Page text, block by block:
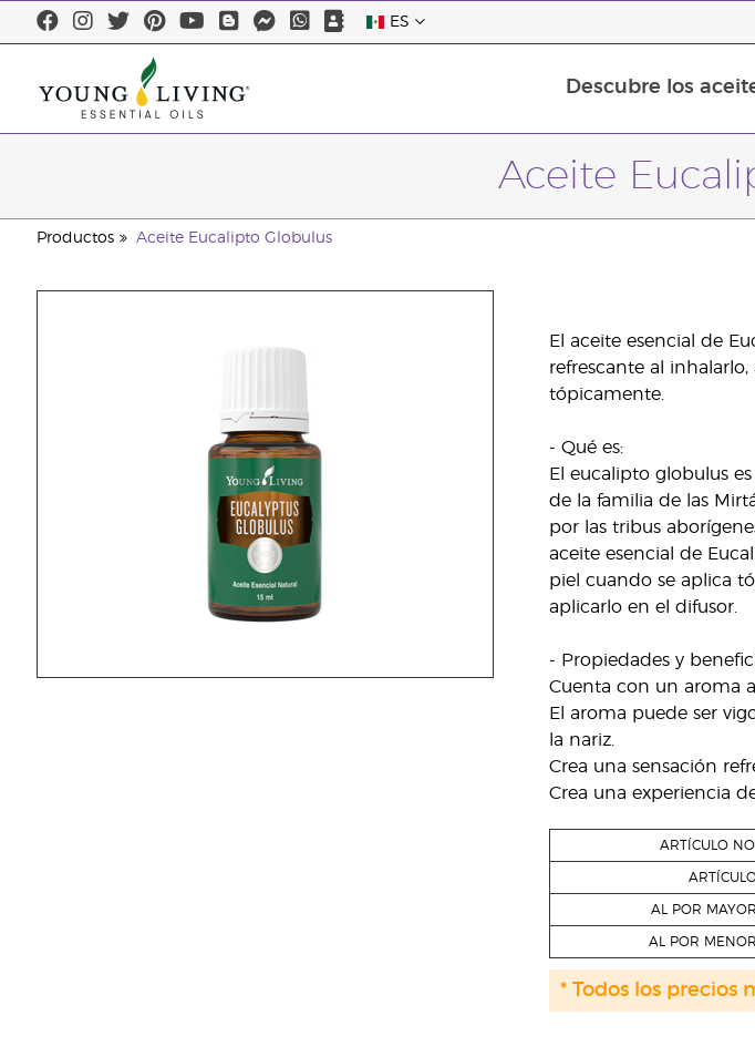
ES
Descubre los
Aceite
Productos Aceite Eucalipto Globulus
El aceite esencial de
refrescante al
tópicamente.
- Qué es:
El eucalipto globulus
de la familia de las
por las tribus
aceite esencial de
piel cuando se aplica
aplicarlo en el difusor.
- Propiedades y
Cuenta con un aroma
El aroma puede ser
la nariz.
Crea una sensación
Crea una experiencia
ARTÍCULO NO.
AL POR MAYOR
AL POR MENOR
* Todos los precios